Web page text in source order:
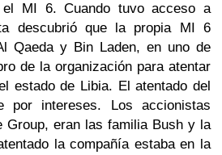
el MI 6. Cuando tuvo acceso a
descubrió que la propia MI 6
Qaeda y Bin Laden, en uno de
de la organización para atentar
estado de Libia. El atentado del
por intereses. Los accionistas
Group, eran las familia Bush y la
la compañía estaba en la